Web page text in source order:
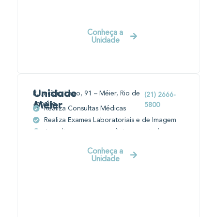
Conheça a
Unidade
Unidade
Méier
R. Lucídio Lago, 91 – Méier, Rio de
Janeiro
(21) 2666-
5800
Realiza Consultas Médicas
Realiza Exames Laboratoriais e de Imagem
Atendimento por convênio e particular
Conheça a
Unidade